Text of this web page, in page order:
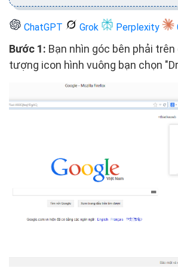
ChatGPT Grok Perplexity
Bước 1: Bạn nhìn góc bên phải
tượng icon hình vuông bạn chọn